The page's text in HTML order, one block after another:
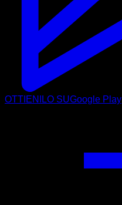
OTTIENILO SUGoogle Play